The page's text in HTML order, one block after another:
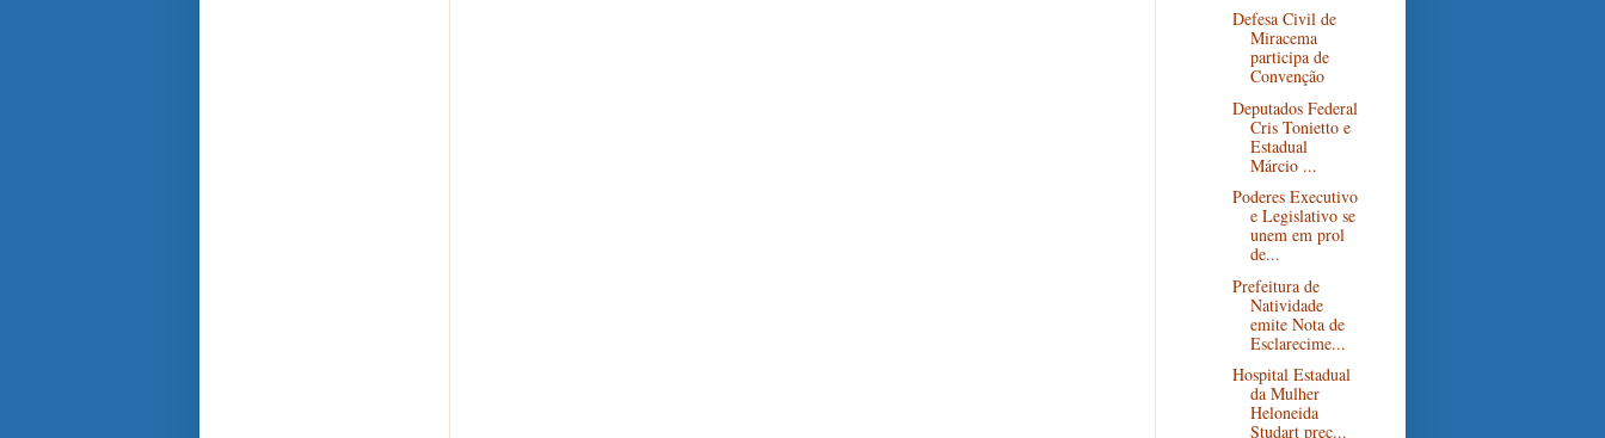
Defesa Civil de
Miracema
participa de
Convenção
Deputados Federal
Cris Tonietto e
Estadual
Márcio ...
Poderes Executivo
e Legislativo se
unem em prol
de...
Prefeitura de
Natividade
emite Nota de
Esclarecime...
Hospital Estadual
da Mulher
Heloneida
Studart prec...